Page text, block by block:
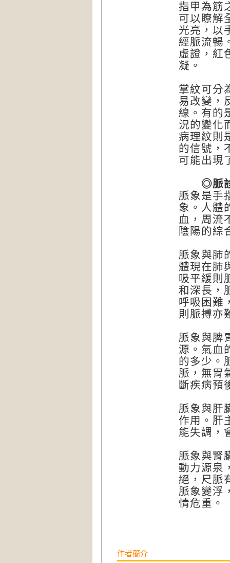
指甲為筋
可以瞭解
光亮，以
經脈流暢
虛證，紅
凝。
掌紋可分
易改變，
線。有的
況的變化
病理紋則
的信號，
可能出現
◎脈診
脈象是手
象。人體
血，周流
陰陽的綜
脈象與肺
體現在肺
吸平緩則
和深長，
呼吸困難
則脈搏亦
脈象與脾
源。氣血
的多少。
脈，無胃
斷疾病預
脈象與肝
作用。肝
能失調，
脈象與腎
動力源泉
絕，尺脈
脈象變浮
情危重。
作者簡介